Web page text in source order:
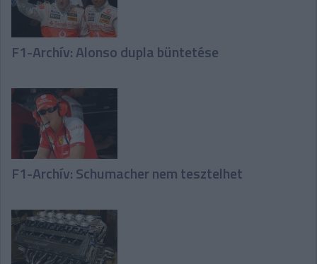
F1-Archív: Alonso dupla büntetése
F1-Archív: Schumacher nem tesztelhet